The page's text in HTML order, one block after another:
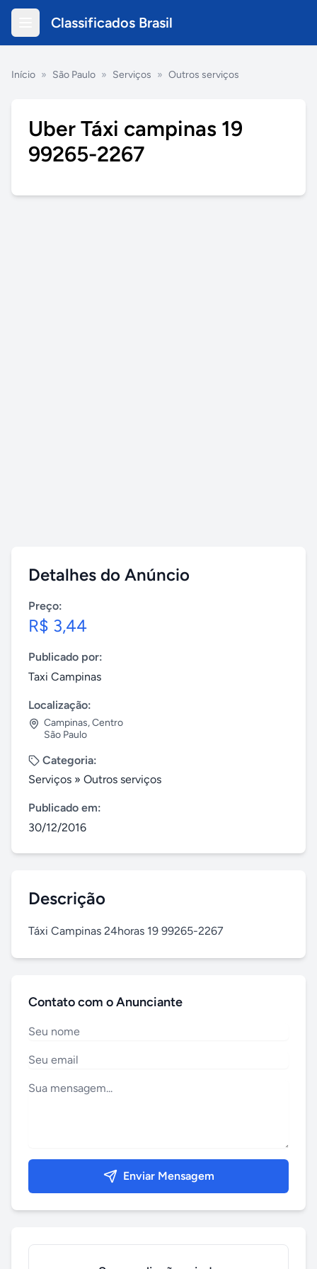
Classificados Brasil
Início » São Paulo » Serviços » Outros serviços
Uber Táxi campinas 19
99265-2267
Detalhes do Anúncio
Preço:
R$ 3,44
Publicado por:
Taxi Campinas
Localização:
Campinas,Centro
São Paulo
Categoria:
Serviços » Outros serviços
Publicado em:
30/12/2016
Descrição
Táxi Campinas 24horas 19 99265-2267
Contato com o Anunciante
Enviar Mensagem